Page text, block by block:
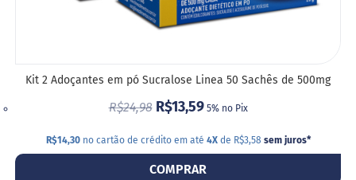
Kit 2 Adoçantes em pó Sucralose Linea 50 Sachês de 500mg
R$24,98 R$13,59 5% no Pix
R$14,30no cartão de crédito em até 4Xde R$3,58 sem juros*
COMPRAR